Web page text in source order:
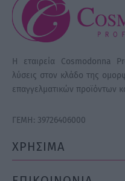
Η εταιρεία Cosmodonna
λύσεις στον κλάδο της
επαγγελματικών προϊόντων
ΓΕΜΗ: 39726406000
ΧΡΗΣΙΜΑ